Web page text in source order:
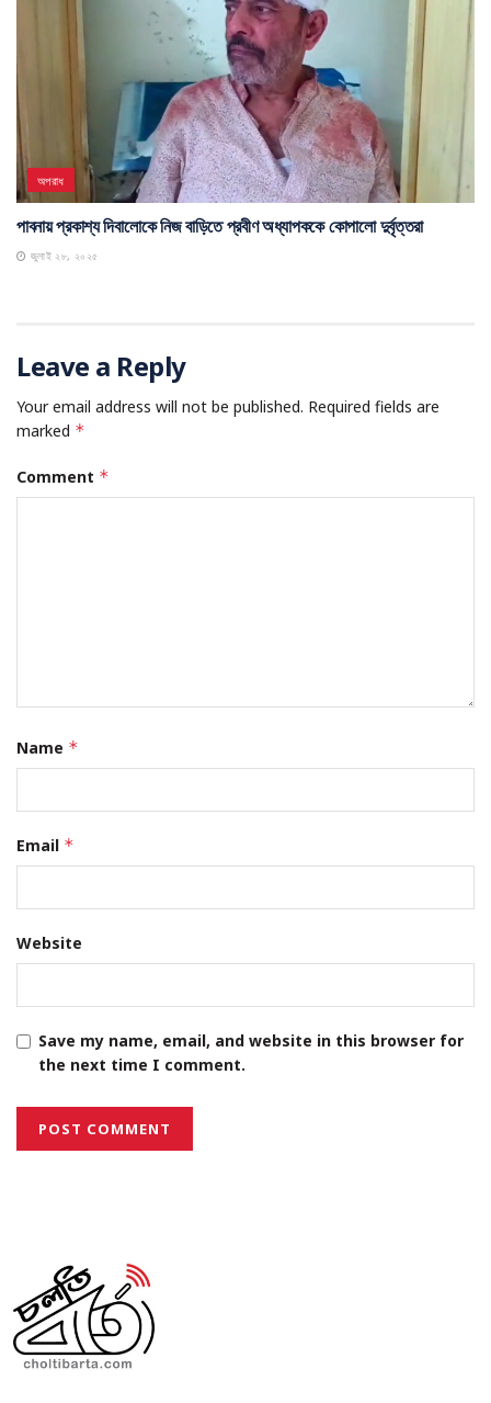
অপরাধ
পাবনায় প্রকাশ্য দিবালোকে নিজ বাড়িতে প্রবীণ অধ্যাপককে কোপালো দুর্বৃত্তরা
জুলাই ২৮, ২০২৫
Leave a Reply
Your email address will not be published. Required fields are
marked *
Comment *
Name *
Email *
Website
Save my name, email, and website in this browser for
the next time I comment.